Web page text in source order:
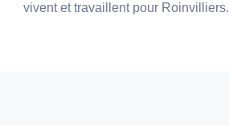
vivent et travaillent pour Roinvilliers.